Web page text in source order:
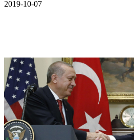
2019-10-07